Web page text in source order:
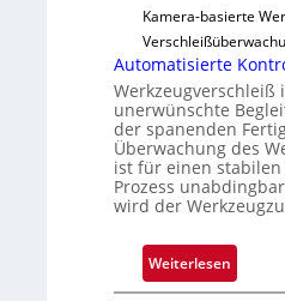
ä
s
s
i
g
e
D
r
u
k
m
Kamera-basierte
Automatisierte
Werkzeugverschleiß
unerwünschte
der spanenden
Überwachung des
ist für einen
Prozess
wird der
Weiterlesen:
A